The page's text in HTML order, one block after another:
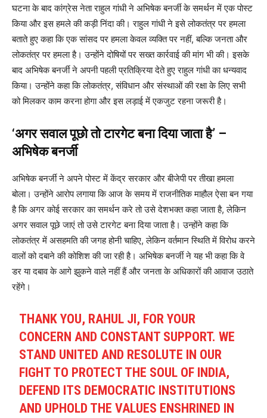
घटना के बाद कांग्रेस नेता राहुल गांधी ने अभिषेक बनर्जी के समर्थन में एक पोस्ट
किया और इस हमले की कड़ी निंदा की। राहुल गांधी ने इसे लोकतंत्र पर हमला
बताते हुए कहा कि एक सांसद पर हमला केवल व्यक्ति पर नहीं, बल्कि जनता और
लोकतंत्र पर हमला है। उन्होंने दोषियों पर सख्त कार्रवाई की मांग भी की। इसके
बाद अभिषेक बनर्जी ने अपनी पहली प्रतिक्रिया देते हुए राहुल गांधी का धन्यवाद
किया। उन्होंने कहा कि लोकतंत्र, संविधान और संस्थाओं की रक्षा के लिए सभी
को मिलकर काम करना होगा और इस लड़ाई में एकजुट रहना जरूरी है।
‘अगर सवाल पूछो तो टारगेट बना दिया जाता है’ –
अभिषेक बनर्जी
अभिषेक बनर्जी ने अपने पोस्ट में केंद्र सरकार और बीजेपी पर तीखा हमला
बोला। उन्होंने आरोप लगाया कि आज के समय में राजनीतिक माहौल ऐसा बन गया
है कि अगर कोई सरकार का समर्थन करे तो उसे देशभक्त कहा जाता है, लेकिन
अगर सवाल पूछे जाएं तो उसे टारगेट बना दिया जाता है। उन्होंने कहा कि
लोकतंत्र में असहमति की जगह होनी चाहिए, लेकिन वर्तमान स्थिति में विरोध करने
वालों को दबाने की कोशिश की जा रही है। अभिषेक बनर्जी ने यह भी कहा कि वे
डर या दबाव के आगे झुकने वाले नहीं हैं और जनता के अधिकारों की आवाज उठाते
रहेंगे।
THANK YOU, RAHUL JI, FOR YOUR
CONCERN AND CONSTANT SUPPORT. WE
STAND UNITED AND RESOLUTE IN OUR
FIGHT TO PROTECT THE SOUL OF INDIA,
DEFEND ITS DEMOCRATIC INSTITUTIONS
AND UPHOLD THE VALUES ENSHRINED IN